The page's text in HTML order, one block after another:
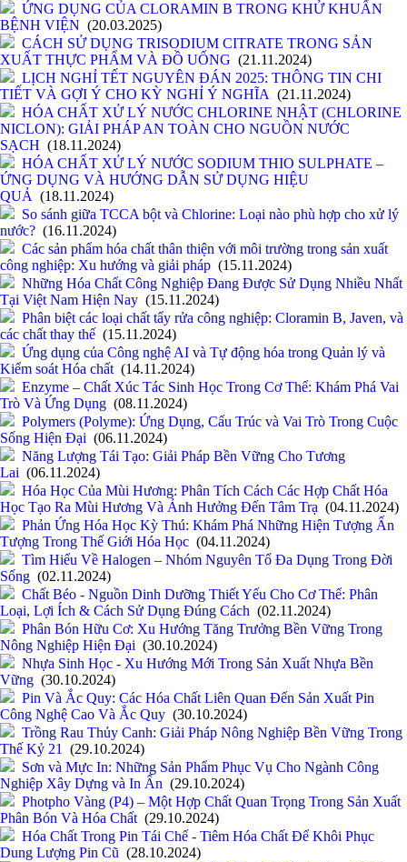
ỨNG DỤNG CỦA CLORAMIN B TRONG KHỬ KHUẨN
BỆNH VIỆN (20.03.2025)
CÁCH SỬ DỤNG TRISODIUM CITRATE TRONG SẢN
XUẤT THỰC PHẨM VÀ ĐỒ UỐNG (21.11.2024)
LỊCH NGHỈ TẾT NGUYÊN ĐÁN 2025: THÔNG TIN CHI
TIẾT VÀ GỢI Ý CHO KỲ NGHỈ Ý NGHĨA (21.11.2024)
HÓA CHẤT XỬ LÝ NƯỚC CHLORINE NHẬT (CHLORINE
NICLON): GIẢI PHÁP AN TOÀN CHO NGUỒN NƯỚC
SẠCH (18.11.2024)
HÓA CHẤT XỬ LÝ NƯỚC SODIUM THIO SULPHATE –
ỨNG DỤNG VÀ HƯỚNG DẪN SỬ DỤNG HIỆU
QUẢ (18.11.2024)
So sánh giữa TCCA bột và Chlorine: Loại nào phù hợp cho xử lý
nước? (16.11.2024)
Các sản phẩm hóa chất thân thiện với môi trường trong sản xuất
công nghiệp: Xu hướng và giải pháp (15.11.2024)
Những Hóa Chất Công Nghiệp Đang Được Sử Dụng Nhiều Nhất
Tại Việt Nam Hiện Nay (15.11.2024)
Phân biệt các loại chất tẩy rửa công nghiệp: Cloramin B, Javen, và
các chất thay thế (15.11.2024)
Ứng dụng của Công nghệ AI và Tự động hóa trong Quản lý và
Kiểm soát Hóa chất (14.11.2024)
Enzyme – Chất Xúc Tác Sinh Học Trong Cơ Thể: Khám Phá Vai
Trò Và Ứng Dụng (08.11.2024)
Polymers (Polyme): Ứng Dụng, Cấu Trúc và Vai Trò Trong Cuộc
Sống Hiện Đại (06.11.2024)
Năng Lượng Tái Tạo: Giải Pháp Bền Vững Cho Tương
Lai (06.11.2024)
Hóa Học Của Mùi Hương: Phân Tích Cách Các Hợp Chất Hóa
Học Tạo Ra Mùi Hương Và Ảnh Hưởng Đến Tâm Trạ (04.11.2024)
Phản Ứng Hóa Học Kỳ Thú: Khám Phá Những Hiện Tượng Ấn
Tượng Trong Thế Giới Hóa Học (04.11.2024)
Tìm Hiểu Về Halogen – Nhóm Nguyên Tố Đa Dụng Trong Đời
Sống (02.11.2024)
Chất Béo - Nguồn Dinh Dưỡng Thiết Yếu Cho Cơ Thể: Phân
Loại, Lợi Ích & Cách Sử Dụng Đúng Cách (02.11.2024)
Phân Bón Hữu Cơ: Xu Hướng Tăng Trưởng Bền Vững Trong
Nông Nghiệp Hiện Đại (30.10.2024)
Nhựa Sinh Học - Xu Hướng Mới Trong Sản Xuất Nhựa Bền
Vững (30.10.2024)
Pin Và Ắc Quy: Các Hóa Chất Liên Quan Đến Sản Xuất Pin
Công Nghệ Cao Và Ắc Quy (30.10.2024)
Trồng Rau Thủy Canh: Giải Pháp Nông Nghiệp Bền Vững Trong
Thế Kỷ 21
(29.10.2024)
Sơn và Mực In: Những Sản Phẩm Phục Vụ Cho Ngành Công
Nghiệp Xây Dựng và In Ấn (29.10.2024)
Photpho Vàng (P4) – Một Hợp Chất Quan Trọng Trong Sản Xuất
Phân Bón Và Hóa Chất (29.10.2024)
Hóa Chất Trong Pin Tái Chế - Tiêm Hóa Chất Để Khôi Phục
Dung Lượng Pin Cũ (28.10.2024)